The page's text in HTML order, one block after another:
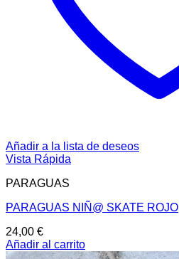
Añadir a la lista de deseos
Vista Rápida
PARAGUAS
PARAGUAS NIÑ@ SKATE ROJO
24,00 €
Añadir al carrito